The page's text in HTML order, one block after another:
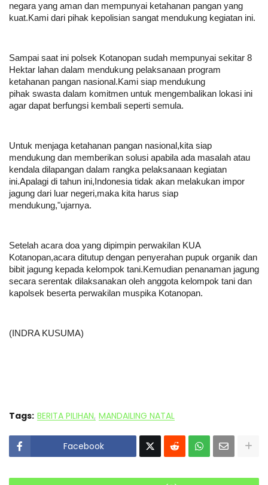
negara yang aman dan mempunyai ketahanan pangan yang
kuat.Kami dari pihak kepolisian sangat mendukung kegiatan ini.
Sampai saat ini polsek Kotanopan sudah mempunyai sekitar 8
Hektar lahan dalam mendukung pelaksanaan program
ketahanan pangan nasional.Kami siap mendukung
pihak swasta dalam komitmen untuk mengembalikan lokasi ini
agar dapat berfungsi kembali seperti semula.
Untuk menjaga ketahanan pangan nasional,kita siap
mendukung dan memberikan solusi apabila ada masalah atau
kendala dilapangan dalam rangka pelaksanaan kegiatan
ini.Apalagi di tahun ini,Indonesia tidak akan melakukan impor
jagung dari luar negeri,maka kita harus siap
mendukung,"ujarnya.
Setelah acara doa yang dipimpin perwakilan KUA
Kotanopan,acara ditutup dengan penyerahan pupuk organik dan
bibit jagung kepada kelompok tani.Kemudian penanaman jagung
secara serentak dilaksanakan oleh anggota kelompok tani dan
kapolsek beserta perwakilan muspika Kotanopan.
(INDRA KUSUMA)
Tags: BERITA PILIHAN MANDAILING NATAL
Facebook